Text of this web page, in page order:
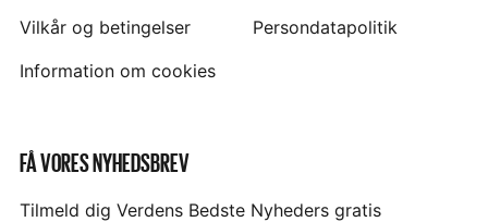
Vilkår og betingelser
Persondatapolitik
Information om cookies
FÅ VORES NYHEDSBREV
Tilmeld dig Verdens Bedste Nyheders gratis